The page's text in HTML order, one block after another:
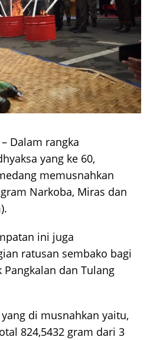
– Dalam rangka
yang ke 60,
memusnahkan
Narkoba, Miras dan
ini juga
ratusan sembako bagi
dan Tulang
di musnahkan yaitu,
824,5432 gram dari 3